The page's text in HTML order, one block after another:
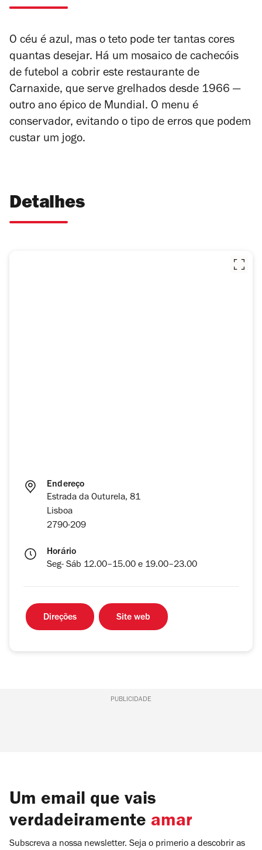
O céu é azul, mas o teto pode ter tantas cores
quantas desejar. Há um mosaico de cachecóis
de futebol a cobrir este restaurante de
Carnaxide, que serve grelhados desde 1966 —
outro ano épico de Mundial. O menu é
conservador, evitando o tipo de erros que podem
custar um jogo.
Detalhes
Endereço
Estrada da Outurela, 81
Lisboa
2790-209
Horário
Seg- Sáb 12.00–15.00 e 19.00–23.00
Direções Site web
PUBLICIDADE
Um email que vais
verdadeiramente amar
Subscreva a nossa newsletter. Seja o primerio a descobrir as